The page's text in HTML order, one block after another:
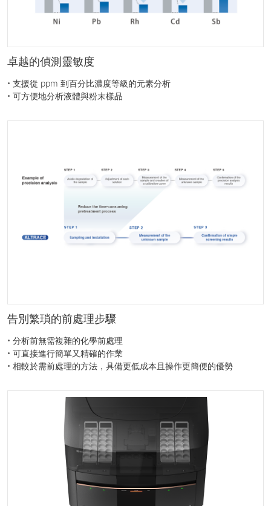
卓越的偵測靈敏度
• 支援從 ppm 到百分比濃度等級的元素分析
• 可方便地分析液體與粉末樣品
告別繁瑣的前處理步驟
• 分析前無需複雜的化學前處理
• 可直接進行簡單又精確的作業
• 相較於需前處理的方法，具備更低成本且操作更簡便的優勢